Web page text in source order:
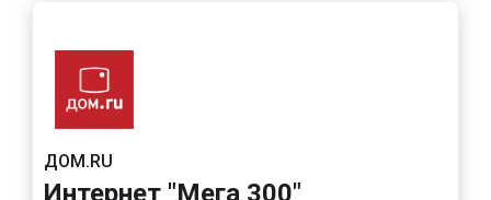
ДОМ.RU
Интернет "Мега 300"